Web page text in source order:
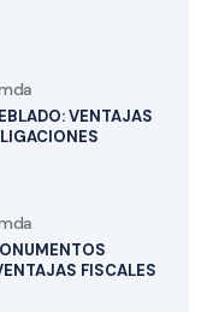
VENTAJAS
FISCALES